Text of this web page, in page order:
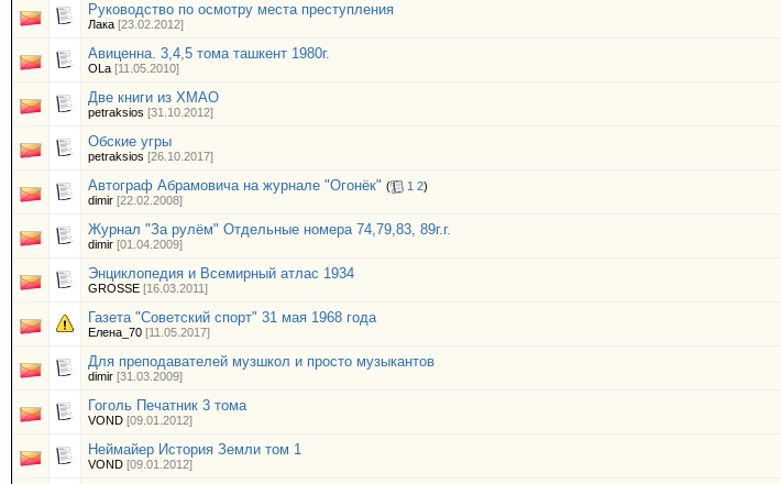
Руководство по осмотру места преступления
Лака [23.02.2012]
Авиценна. 3,4,5 тома ташкент 1980г.
OLa [11.05.2010]
Две книги из ХМАО
petraksios [31.10.2012]
Обские угры
petraksios [26.10.2017]
Автограф Абрамовича на журнале "Огонёк" ( 1 2)
dimir [22.02.2008]
Журнал "За рулём" Отдельные номера 74,79,83, 89г.г.
dimir [01.04.2009]
Энциклопедия и Всемирный атлас 1934
GROSSE [16.03.2011]
Газета "Советский спорт" 31 мая 1968 года
Елена_70 [11.05.2017]
Для преподавателей музшкол и просто музыкантов
dimir [31.03.2009]
Гоголь Печатник 3 тома
VOND [09.01.2012]
Неймайер История Земли том 1
VOND [09.01.2012]